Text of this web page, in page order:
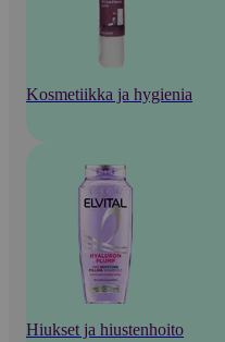
Kosmetiikka ja hygienia
Hiukset ja hiustenhoito